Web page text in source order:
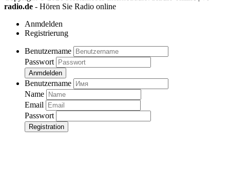
radio.de - Hören Sie Radio online
Anmdelden
Registrierung
Benutzername
Passwort
Anmdelden
Benutzername
Name
Email
Passwort
Registration